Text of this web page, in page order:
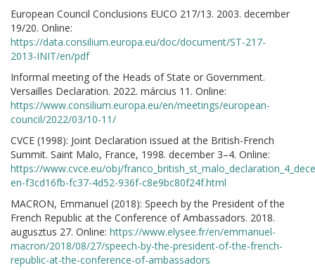
European Council Conclusions EUCO 217/13. 2003. december
19/20. Online:
https://data.consilium.europa.eu/doc/document/ST-217-
2013-INIT/en/pdf
Informal meeting of the Heads of State or Government.
Versailles Declaration. 2022. március 11. Online:
https://www.consilium.europa.eu/en/meetings/european-
council/2022/03/10-11/
CVCE (1998): Joint Declaration issued at the British-French
Summit. Saint Malo, France, 1998. december 3–4. Online:
https://www.cvce.eu/obj/
en-f3cd16fb-fc37-4d52-936f-c8e9bc80f24f.html
MACRON, Emmanuel (2018): Speech by the President of the
French Republic at the Conference of Ambassadors. 2018.
augusztus 27. Online: https://www.elysee.fr/en/emmanuel-
macron/2018/08/27/speech-by-the-president-of-the-french-
republic-at-the-conference-of-ambassadors